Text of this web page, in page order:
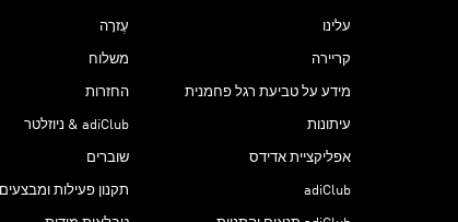
עלינו
קריירה
מידע על טביעת רגל פחמנית
עיתונות
אפליקציית אדידס
adiClub
עֶזרָה
משלוח
החזרות
adiClub & ניוזלטר
שוברים
תקנון פעילות ומבצעים